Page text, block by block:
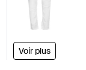
Voir plus